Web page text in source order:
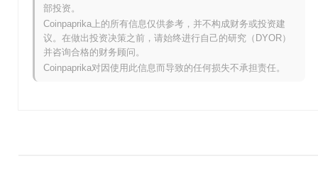
Kento（KNT0）在2024年的路线图上正处于重大进展的前沿。即将
推出的功能包括一个去中心化市场的启动，旨在增强用户参与度并
扩展其生态系统。社区计划实施一种治理模型，使代币持有者能够
影响未来的发展，促进更具参与性的环境。此外，Kento还旨在与
各种DeFi平台集成，拓宽其使用案例并推动采用。随着项目的发
展，它仍然专注于创建一个支持开发者和用户的强大基础设施。
部投资。
Coinpaprika上的所有信息仅供参考，并不构成财务或投资建
议。在做出投资决策之前，请始终进行自己的研究（DYOR）
并咨询合格的财务顾问。
Coinpaprika对因使用此信息而导致的任何损失不承担责任。